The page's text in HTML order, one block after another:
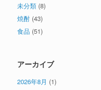
未分類 (8)
焼酎 (43)
食品 (51)
アーカイブ
2026年8月 (1)